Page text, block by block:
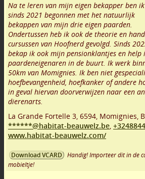
Na te leren van mijn eigen bekapper ben ik
sinds 2021 begonnen met het natuurlijk
bekappen van mijn drie eigen paarden.
Ondertussen heb ik ook de theorie en
cursussen van Hoofnerd gevolgd. Sinds
bekap ik ook mijn pensionklantjes en help
paardeneigenaren in de buurt. Ik werk
50km van Momignies. Ik ben niet
hoefbevangenheid, hoefkanker of andere
in geval hiervan doorverwijzen naar een
dierenarts.
La Grande Fortelle 3, 6594, Momignies,
******@habitat-beauwelz.be,
www.habitat-beauwelz.com/
Download VCARD
Handig! Importeer dit in de
mobieltje!